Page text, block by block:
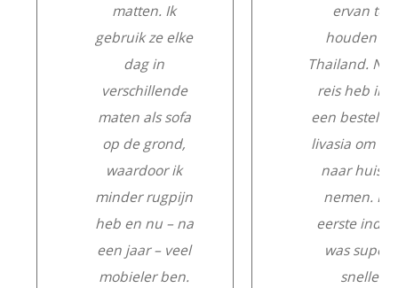
ervan te
houden in
Thailand. Na
reis heb ik
een besteld
livasia om
naar huis te
nemen. De
eerste
was super:
snelle
matten. Ik
gebruik ze elke
dag in
verschillende
maten als sofa
op de grond,
waardoor ik
minder rugpijn
heb en nu – na
een jaar – veel
mobieler ben.